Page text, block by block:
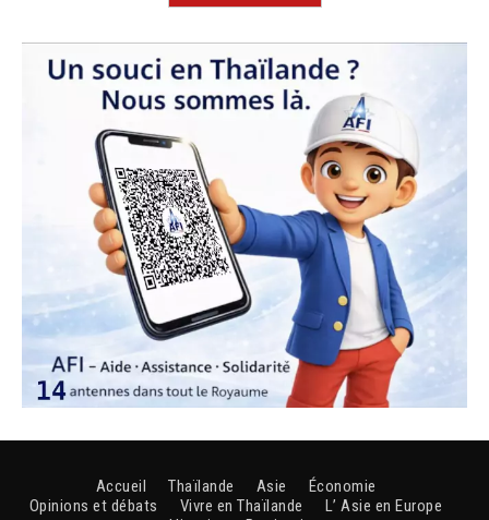
Accueil Thaïlande Asie
Économie
Opinions et débats
Vivre en Thaïlande
L’ Asie en Europe